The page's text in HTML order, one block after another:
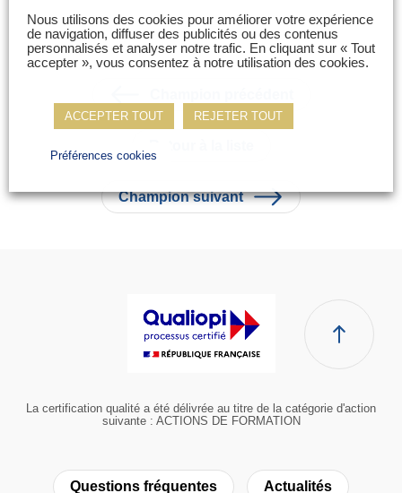
Champion suivant
La certification qualité a été délivrée au titre de la catégorie d'action
suivante : ACTIONS DE FORMATION
Questions fréquentes Actualités
Nous utilisons des cookies pour améliorer votre expérience
de navigation, diffuser des publicités ou des contenus
personnalisés et analyser notre trafic. En cliquant sur « Tout
accepter », vous consentez à notre utilisation des cookies.
ACCEPTER TOUT REJETER TOUT
Préférences cookies